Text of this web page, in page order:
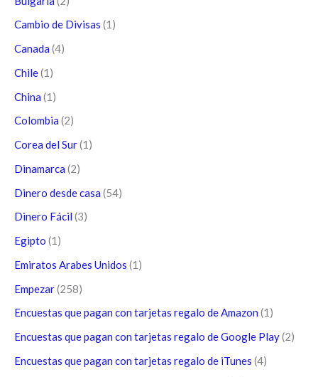
Cambio de Divisas (1)
Canada (4)
Chile(1)
China (1)
Colombia (2)
Corea del Sur(1)
Dinamarca (2)
Dinero desde casa (54)
Dinero Fácil (3)
Egipto (1)
Emiratos Arabes Unidos (1)
Empezar(258)
Encuestas que pagan con tarjetas regalo de Amazon (1)
Encuestas que pagan con tarjetas regalo de Google Play(2)
Encuestas que pagan con tarjetas regalo de iTunes (4)